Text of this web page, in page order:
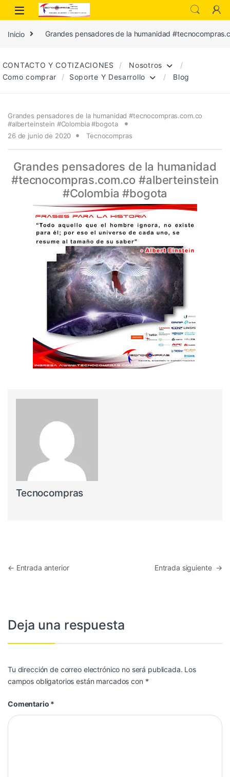
Inicio Grandes pensadores de la humanidad
CONTACTO Y COTIZACIONES
Nosotros
Como comprar
Soporte Y Desarrollo Blog
Grandes pensadores de la humanidad #tecnocompras.com.co
#alberteinstein #Colombia #bogota
26 de junio de 2020
Tecnocompras
Grandes pensadores de la humanidad
#tecnocompras.com.co #alberteinstein
#Colombia #bogota
Tecnocompras
Navegación de entradas
← Entrada anterior Entrada siguiente →
Deja una respuesta
Tu dirección de correo electrónico no será publicada. Los
campos obligatorios están marcados con *
Comentario *